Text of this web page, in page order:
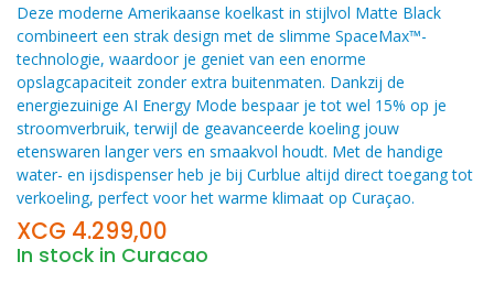
Deze moderne Amerikaanse koelkast in stijlvol Matte Black
combineert een strak design met de slimme SpaceMax™-
technologie, waardoor je geniet van een enorme
opslagcapaciteit zonder extra buitenmaten. Dankzij de
energiezuinige AI Energy Mode bespaar je tot wel 15% op je
stroomverbruik, terwijl de geavanceerde koeling jouw
etenswaren langer vers en smaakvol houdt. Met de handige
water- en ijsdispenser heb je bij Curblue altijd direct toegang tot
verkoeling, perfect voor het warme klimaat op Curaçao.
XCG 4.299,00
In stock in Curacao